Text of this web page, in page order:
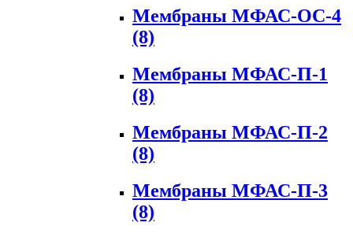
Мембраны МФАС-ОС-4
(8)
Мембраны МФАС-П-1
(8)
Мембраны МФАС-П-2
(8)
Мембраны МФАС-П-3
(8)